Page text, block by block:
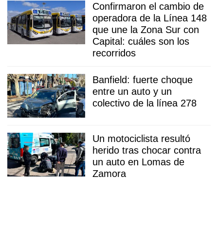
Confirmaron el cambio de
operadora de la Línea 148
que une la Zona Sur con
Capital: cuáles son los
recorridos
Banfield: fuerte choque
entre un auto y un
colectivo de la línea 278
Un motociclista resultó
herido tras chocar contra
un auto en Lomas de
Zamora